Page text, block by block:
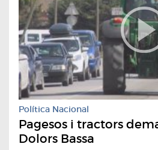
Política Nacional
Pagesos i tractors
Dolors Bassa